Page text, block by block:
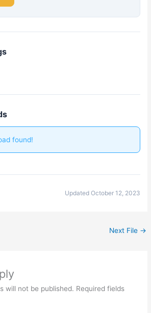
found!
Updated October 12, 2023
Next File →
will not be published. Required fields